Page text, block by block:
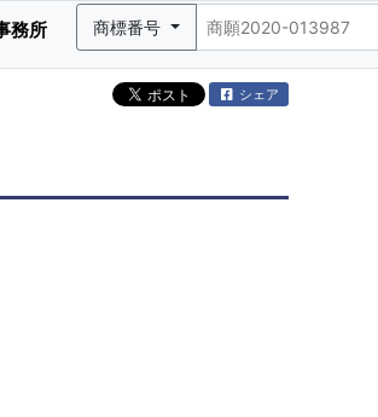
務所 商標番号
シェア